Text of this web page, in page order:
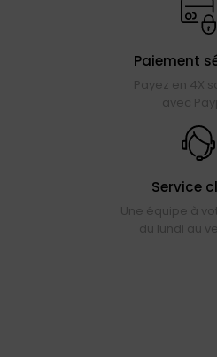
Paiement
Payez en 4X
avec
Service
Une équipe à
du lundi au